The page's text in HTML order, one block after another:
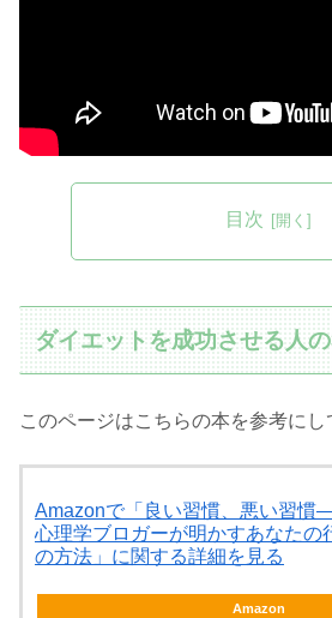
目次
ダイエットを成功させる人
このページはこちらの本を参考にし
Amazonで「良い習慣、悪い習慣
心理学ブロガーが明かすあなたの
の方法」に関する詳細を見る
Amazon